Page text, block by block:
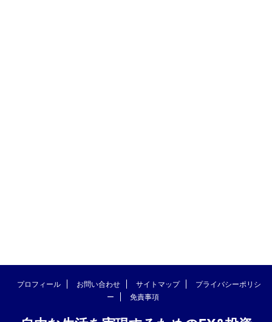
プロフィール お問い合わせ サイトマップ
プライバシーポリシ
ー
免責事項